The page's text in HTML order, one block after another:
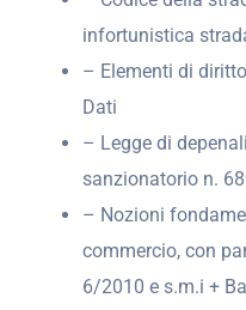
infortunistica
– Elementi di
Dati
– Legge di
sanzionatorio n.
– Nozioni
commercio, con
6/2010 e s.m.i +